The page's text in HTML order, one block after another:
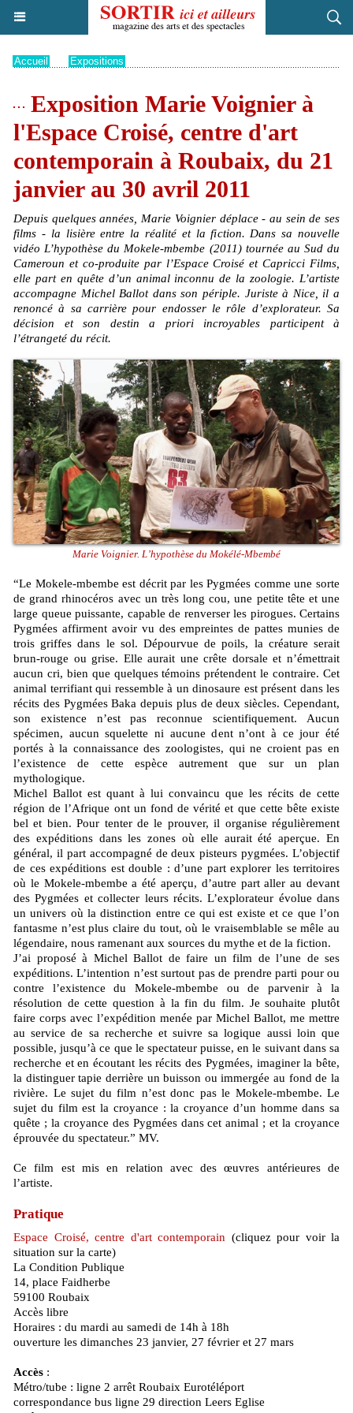
Accueil Expositions
Exposition Marie Voignier à
l'Espace Croisé, centre d'art
contemporain à Roubaix, du 21
janvier au 30 avril 2011
Depuis quelques années, Marie Voignier déplace - au sein de ses
films - la lisière entre la réalité et la fiction. Dans sa nouvelle
vidéo L’hypothèse du Mokele-mbembe (2011) tournée au Sud du
Cameroun et co-produite par l’Espace Croisé et Capricci Films,
elle part en quête d’un animal inconnu de la zoologie. L’artiste
accompagne Michel Ballot dans son périple. Juriste à Nice, il a
renoncé à sa carrière pour endosser le rôle d’explorateur. Sa
décision et son destin a priori incroyables participent à
l’étrangeté du récit.
Marie Voignier. L’hypothèse du Mokélé-Mbembé
“Le Mokele-mbembe est décrit par les Pygmées comme une sorte
de grand rhinocéros avec un très long cou, une petite tête et une
large queue puissante, capable de renverser les pirogues. Certains
Pygmées affirment avoir vu des empreintes de pattes munies de
trois griffes dans le sol. Dépourvue de poils, la créature serait
brun-rouge ou grise. Elle aurait une crête dorsale et n’émettrait
aucun cri, bien que quelques témoins prétendent le contraire. Cet
animal terrifiant qui ressemble à un dinosaure est présent dans les
récits des Pygmées Baka depuis plus de deux siècles. Cependant,
son existence n’est pas reconnue scientifiquement. Aucun
spécimen, aucun squelette ni aucune dent n’ont à ce jour été
portés à la connaissance des zoologistes, qui ne croient pas en
l’existence de cette espèce autrement que sur un plan
mythologique.
Michel Ballot est quant à lui convaincu que les récits de cette
région de l’Afrique ont un fond de vérité et que cette bête existe
bel et bien. Pour tenter de le prouver, il organise régulièrement
des expéditions dans les zones où elle aurait été aperçue. En
général, il part accompagné de deux pisteurs pygmées. L’objectif
de ces expéditions est double : d’une part explorer les territoires
où le Mokele-mbembe a été aperçu, d’autre part aller au devant
des Pygmées et collecter leurs récits. L’explorateur évolue dans
un univers où la distinction entre ce qui est existe et ce que l’on
fantasme n’est plus claire du tout, où le vraisemblable se mêle au
légendaire, nous ramenant aux sources du mythe et de la fiction.
J’ai proposé à Michel Ballot de faire un film de l’une de ses
expéditions. L’intention n’est surtout pas de prendre parti pour ou
contre l’existence du Mokele-mbembe ou de parvenir à la
résolution de cette question à la fin du film. Je souhaite plutôt
faire corps avec l’expédition menée par Michel Ballot, me mettre
au service de sa recherche et suivre sa logique aussi loin que
possible, jusqu’à ce que le spectateur puisse, en le suivant dans sa
recherche et en écoutant les récits des Pygmées, imaginer la bête,
la distinguer tapie derrière un buisson ou immergée au fond de la
rivière. Le sujet du film n’est donc pas le Mokele-mbembe. Le
sujet du film est la croyance : la croyance d’un homme dans sa
quête ; la croyance des Pygmées dans cet animal ; et la croyance
éprouvée du spectateur.” MV.
Ce film est mis en relation avec des œuvres antérieures de
l’artiste.
Pratique
Espace Croisé, centre d'art contemporain (cliquez pour voir la
situation sur la carte)
La Condition Publique
14, place Faidherbe
59100 Roubaix
Accès libre
Horaires : du mardi au samedi de 14h à 18h
ouverture les dimanches 23 janvier, 27 février et 27 mars
Accès :
Métro/tube : ligne 2 arrêt Roubaix Eurotéléport
correspondance bus ligne 29 direction Leers Eglise